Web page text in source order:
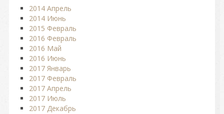
2014 Апрель
2014 Июнь
2015 Февраль
2016 Февраль
2016 Май
2016 Июнь
2017 Январь
2017 Февраль
2017 Апрель
2017 Июль
2017 Декабрь